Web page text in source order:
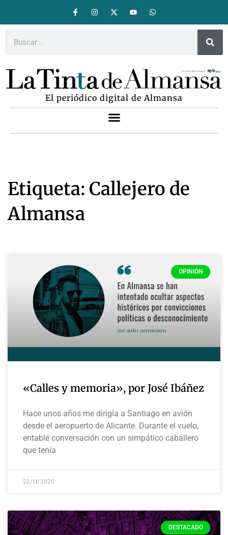
El periódico digital de Almansa
Etiqueta: Callejero de
Almansa
OPINIÓN
«Calles y memoria», por José Ibáñez
Hace unos años me dirigía a Santiago en avión
desde el aeropuerto de Alicante. Durante el vuelo,
entablé conversación con un simpático caballero
que tenía
22/11/2020
DESTACADO